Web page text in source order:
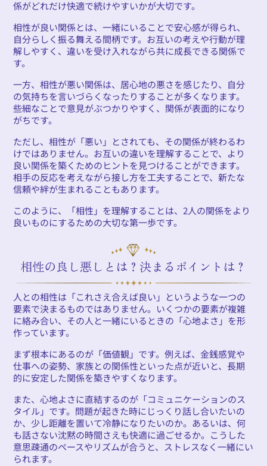
係がどれだけ快適で続けやすいかが大切です。
相性が良い関係とは、一緒にいることで安心感が得られ、
自分らしく振る舞える間柄です。お互いの考えや行動が理
解しやすく、違いを受け入れながら共に成長できる関係で
す。
一方、相性が悪い関係は、居心地の悪さを感じたり、自分
の気持ちを言いづらくなったりすることが多くなります。
些細なことで意見がぶつかりやすく、関係が表面的になり
がちです。
ただし、相性が「悪い」とされても、その関係が終わるわ
けではありません。お互いの違いを理解することで、より
良い関係を築くためのヒントを見つけることができます。
相手の反応を考えながら接し方を工夫することで、新たな
信頼や絆が生まれることもあります。
このように、「相性」を理解することは、2人の関係をより
良いものにするための大切な第一歩です。
相性の良し悪しとは？決まるポイントは？
人との相性は「これさえ合えば良い」というような一つの
要素で決まるものではありません。いくつかの要素が複雑
に絡み合い、その人と一緒にいるときの「心地よさ」を形
作っています。
まず根本にあるのが「価値観」です。例えば、金銭感覚や
仕事への姿勢、家族との関係性といった点が近いと、長期
的に安定した関係を築きやすくなります。
また、心地よさに直結するのが「コミュニケーションのス
タイル」です。問題が起きた時にじっくり話し合いたいの
か、少し距離を置いて冷静になりたいのか。あるいは、何
も話さない沈黙の時間さえも快適に過ごせるか。こうした
意思疎通のペースやリズムが合うと、ストレスなく一緒にい
られます。